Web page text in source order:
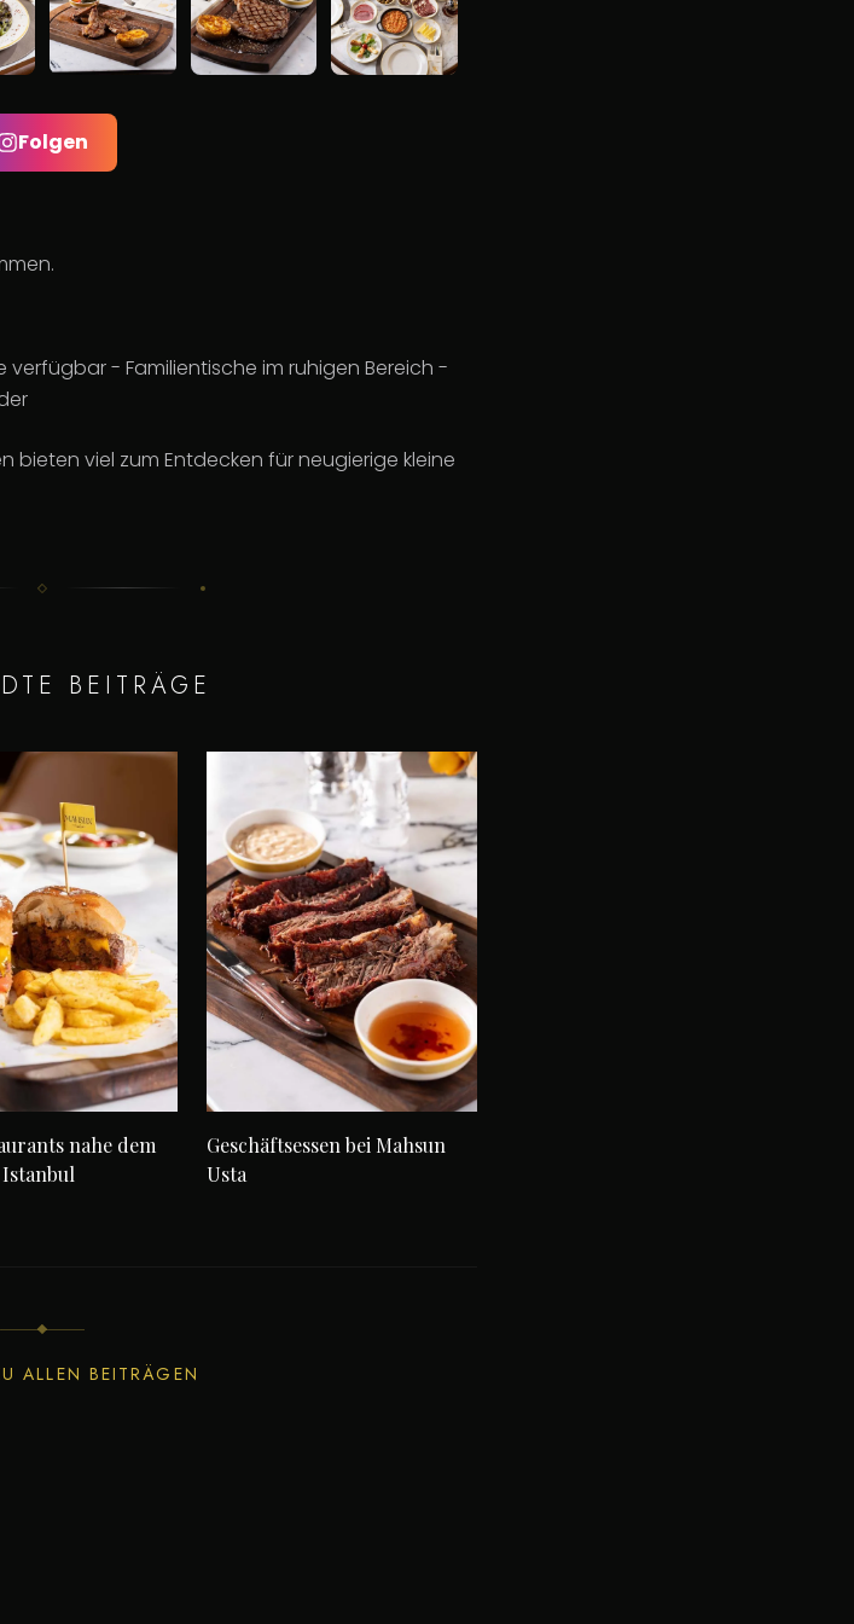
Folgen
- Familientische im ruhigen Bereich -
bieten viel zum Entdecken für neugierige kleine
BEITRÄGE
nahe dem
Geschäftsessen bei Mahsun
Usta
ALLEN BEITRÄGEN